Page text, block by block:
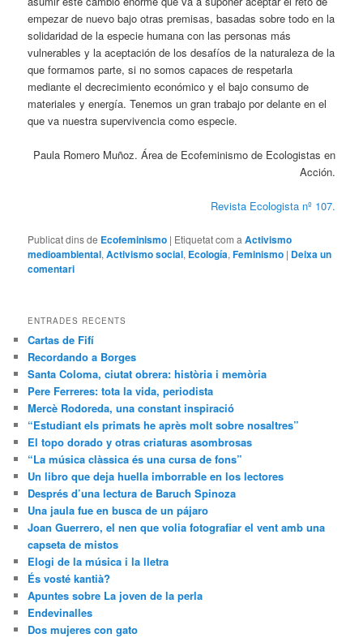
empezar de nuevo bajo otras premisas, basadas sobre todo en la
solidaridad de la especie humana con las personas más
vulnerables y la aceptación de los desafíos de la naturaleza de la
que formamos parte, si no somos capaces de respetarla
mediante el decrecimiento económico y el bajo consumo de
materiales y energía. Tenemos un gran trabajo por delante en el
que va nuestra supervivencia como especie.
Paula Romero Muñoz. Área de Ecofeminismo de Ecologistas en
Acción.
Revista Ecologista nº 107.
Publicat dins de Ecofeminismo | Etiquetat com a Activismo
medioambiental,Activismo social, Ecología,Feminismo | Deixa un
comentari
ENTRADES RECENTS
Cartas de Fifí
Recordando a Borges
Santa Coloma, ciutat obrera: història i memòria
Pere Ferreres: tota la vida, periodista
Mercè Rodoreda, una constant inspiració
“Estudiant els primats he après molt sobre nosaltres”
El topo dorado y otras criaturas asombrosas
“La música clàssica és una cursa de fons”
Un libro que deja huella imborrable en los lectores
Després d’una lectura de Baruch Spinoza
Una jaula fue en busca de un pájaro
Joan Guerrero, el nen que volia fotografiar el vent amb una
capseta de mistos
Elogi de la música i la lletra
És vosté kantià?
Apuntes sobre La joven de la perla
Endevinalles
Dos mujeres con gato